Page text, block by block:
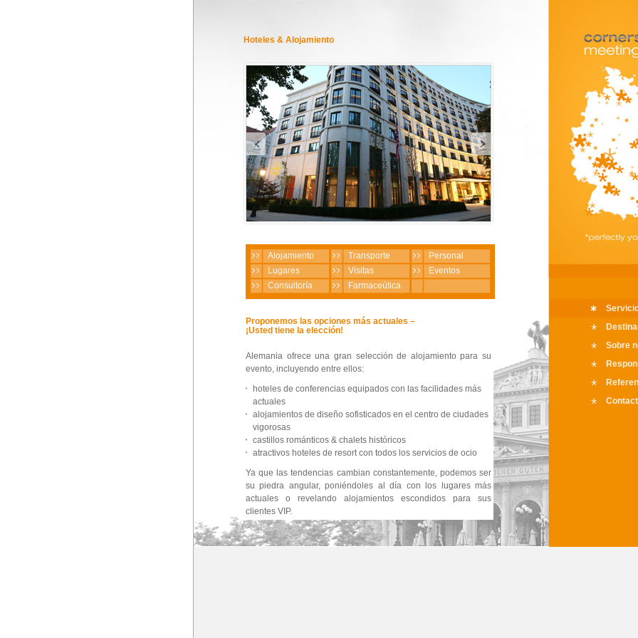
Hoteles & Alojamiento
Alojamiento Transporte
Personal
Lugares
Visitas
Eventos
Consultoría
Farmaceútica
Proponemos las opciones más actuales –
¡Usted tiene la elección!
Alemania ofrece una gran selección de alojamiento para su
evento, incluyendo entre ellos:
hoteles de conferencias equipados con las facilidades más
actuales
alojamientos de diseño sofisticados en el centro de ciudades
vigorosas
castillos románticos & chalets históricos
atractivos hoteles de resort con todos los servicios de ocio
Ya que las tendencias cambian constantemente, podemos ser
su piedra angular, poniéndoles al día con los lugares más
actuales o revelando alojamientos escondidos para sus
clientes VIP.
Sobre